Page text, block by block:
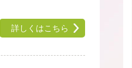
詳しくはこちら